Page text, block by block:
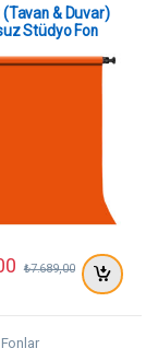
(Tavan & Duvar)
Stüdyo Fon
₺7.689,00